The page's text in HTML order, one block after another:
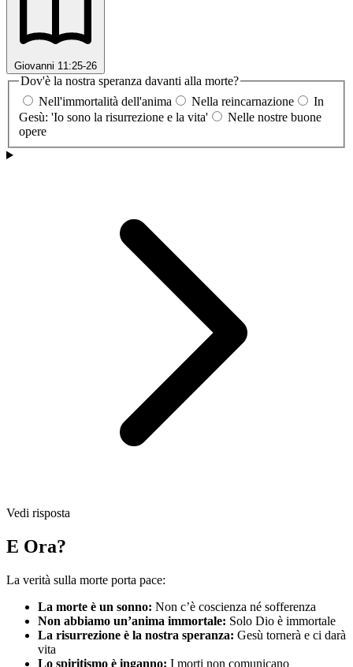
Giovanni 11:25-26
Dov'è la nostra speranza davanti alla morte?
Nell'immortalità dell'anima
Nella reincarnazione
In
Gesù: 'Io sono la risurrezione e la vita'
Nelle nostre buone
opere
Vedi risposta
E Ora?
La verità sulla morte porta pace:
La morte è un sonno: Non c’è coscienza né sofferenza
Non abbiamo un’anima immortale: Solo Dio è immortale
La risurrezione è la nostra speranza: Gesù tornerà e ci darà
vita
Lo spiritismo è inganno: I morti non comunicano